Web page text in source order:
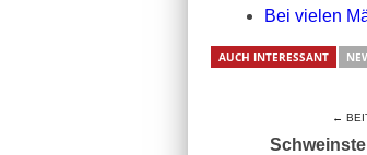
Bei vielen
AUCH INTERESSANT
←